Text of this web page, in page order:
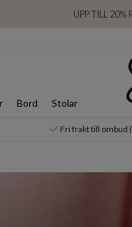
UPP TILL 20%
Bord Stolar
Fri frakt till ombud